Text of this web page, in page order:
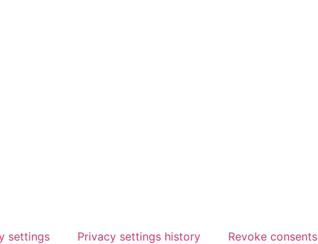
settings Privacy settings history Revoke consents